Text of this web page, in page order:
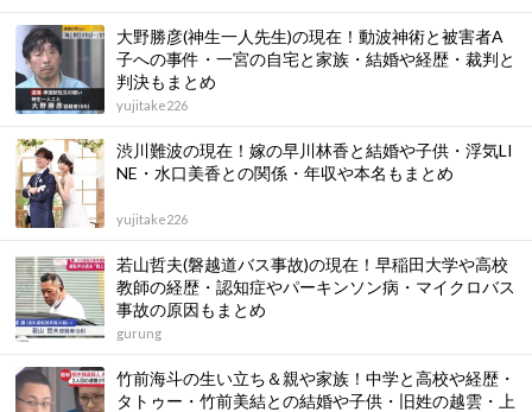
大野勝彦(神生一人先生)の現在！動波神術と被害者A
子への事件・一宮の自宅と家族・結婚や経歴・裁判と
判決もまとめ
yujitake226
渋川難波の現在！嫁の早川林香と結婚や子供・浮気LI
NE・水口美香との関係・年収や本名もまとめ
yujitake226
若⼭哲夫(磐越道バス事故)の現在！早稲田大学や高校
教師の経歴・認知症やパーキンソン病・マイクロバス
事故の原因もまとめ
gurung
竹前海斗の生い立ち＆親や家族！中学と高校や経歴・
タトゥー・竹前美結との結婚や子供・旧姓の越雲・上